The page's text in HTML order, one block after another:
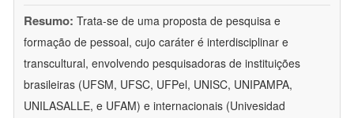
Resumo: Trata-se de uma proposta de pesquisa e
formação de pessoal, cujo caráter é interdisciplinar e
transcultural, envolvendo pesquisadoras de instituições
brasileiras (UFSM, UFSC, UFPel, UNISC, UNIPAMPA,
UNILASALLE, e UFAM) e internacionais (Univesidad